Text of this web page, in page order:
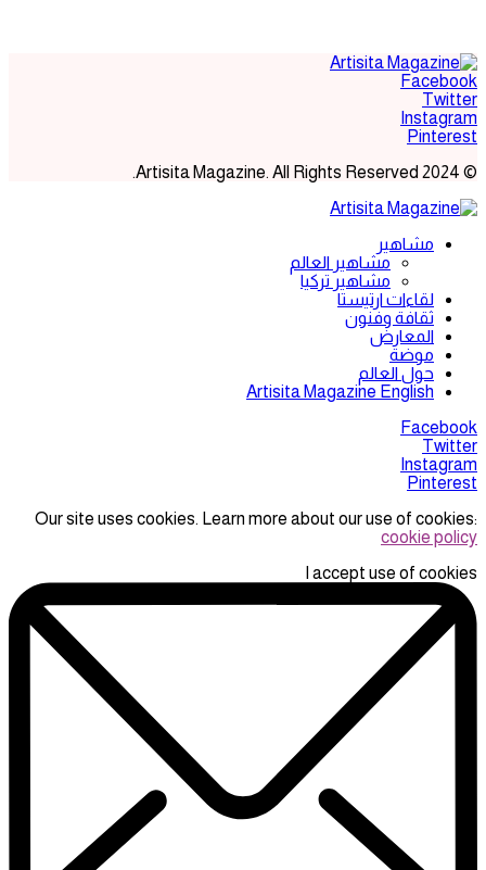
Facebook
Twitter
Instagram
Pinterest
© 2024 Artisita Magazine. All Rights Reserved.
مشاهير
مشاهير العالم
مشاهير تركيا
لقاءات ارتيستا
ثقافة وفنون
المعارض
موضة
حول العالم
Artisita Magazine English
Facebook
Twitter
Instagram
Pinterest
Our site uses cookies. Learn more about our use of cookies:
cookie policy
I accept use of cookies